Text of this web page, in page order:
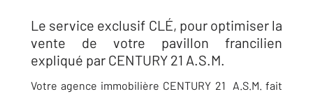
Le service exclusif CLÉ, pour optimiser la
vente de votre pavillon francilien
expliqué par CENTURY 21 A.S.M.
Votreagence immobilière CENTURY 21
A.S.M. fait